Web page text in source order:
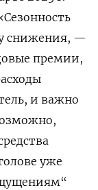
снижения, —
премии,
и важно
уже